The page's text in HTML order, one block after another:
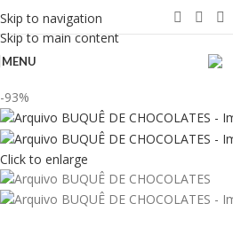
Skip to navigation
Skip to main content
MENU
-93%
Click to enlarge